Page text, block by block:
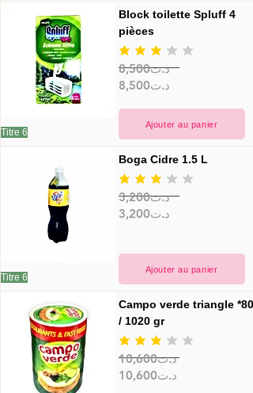
Titre 6
Block toilette Spluff 4
pièces
la note moyenne est 3 sur 5
8,500د.ت
8,500د.ت
Ajouter au panier
Titre 6
Boga Cidre 1.5 L
la note moyenne est 3 sur 5
3,200د.ت
3,200د.ت
Ajouter au panier
Campo verde triangle *80
/ 1020 gr
la note moyenne est 3 sur 5
10,600د.ت
10,600د.ت